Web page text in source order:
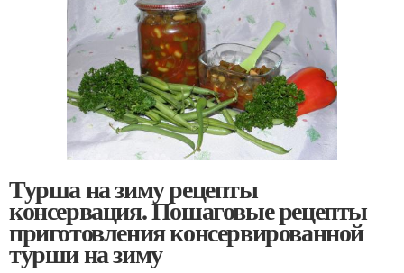
Турша на зиму рецепты
консервация. Пошаговые рецепты
приготовления консервированной
турши на зиму